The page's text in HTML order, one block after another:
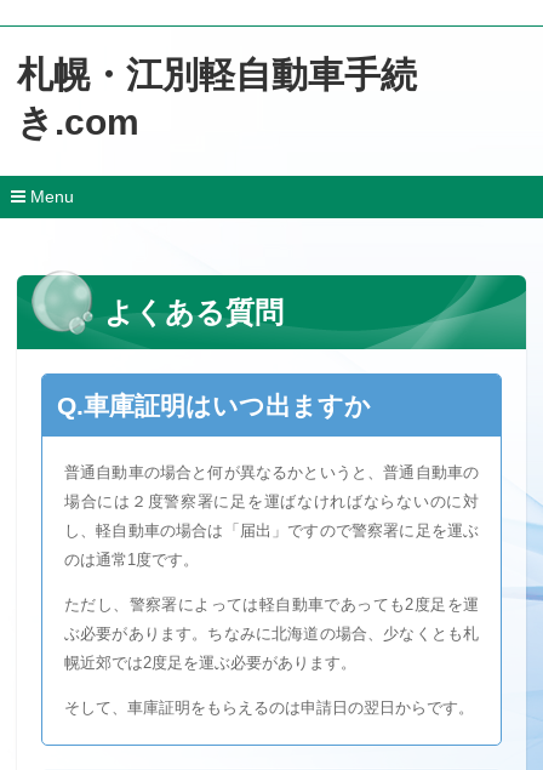
札幌・江別軽自動車手続
き.com
Menu
よくある質問
Q.車庫証明はいつ出ますか
普通自動車の場合と何が異なるかというと、普通自動車の
場合には２度警察署に足を運ばなければならないのに対
し、軽自動車の場合は「届出」ですので警察署に足を運ぶ
のは通常1度です。
ただし、警察署によっては軽自動車であっても2度足を運
ぶ必要があります。ちなみに北海道の場合、少なくとも札
幌近郊では2度足を運ぶ必要があります。
そして、車庫証明をもらえるのは申請日の翌日からです。